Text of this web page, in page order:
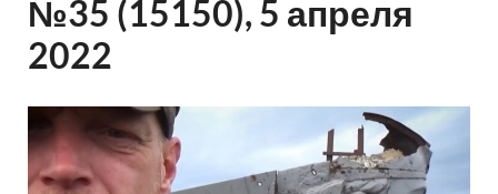
№35 (15150), 5 апреля
2022